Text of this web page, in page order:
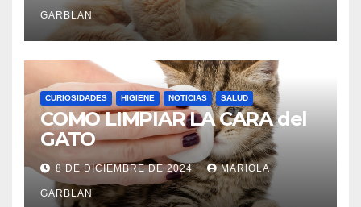
GARBLAN
CURIOSIDADES HIGIENE NOTICIAS SALUD
COMO LIMPIAR LA CARA del
GATO
8 DE DICIEMBRE DE 2024 MARIOLA
GARBLAN